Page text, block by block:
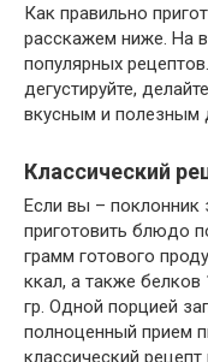
Как правильно
расскажем ниже. На
популярных
дегустируйте,
вкусным и полезным
Классический
Если вы – поклонник
приготовить блюдо
грамм готового
ккал, а также белков
гр. Одной порцией
полноценный прием
классический